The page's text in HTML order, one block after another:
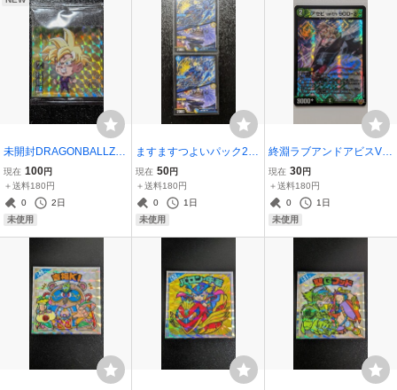
未開封DRAGONBALLZ◆
GR超サイヤ人孫悟飯 超1
5-08◆鳥山明ドラゴンボ
ール超戦士シールウエハ
ース 超絶感謝の十周年バ
現在 100円
＋送料180円
0
2日
未使用
ますますつよいパック25
の援軍2枚セット◆アクア
スペルブルーDM26EX1V
Rインビンシブルオーラ呪
文◆王道デュエルマスタ
現在 50円
＋送料180円
0
1日
未使用
終淵ラブアンドアビスVR
◆アセビwith9OD-2スノ
ーフェアリーテクノサム
ライDM25RP4◆デュエル
マスターズLOVE＆ABYS
現在 30円
＋送料180円
0
1日
未使用